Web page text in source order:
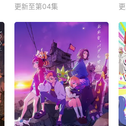
福山润
星期日 更1鸣神流星，职业尼
特。 &amp;nbsp; &amp;nbsp;
&amp;nbsp; &amp;nbsp; &a
mp;nbsp; &amp;nbsp; &amp;
nbsp; &amp;nbsp; &amp;nbs
p; &amp;nbsp; &amp;nbsp; &
amp;nbsp;
更新至第04集